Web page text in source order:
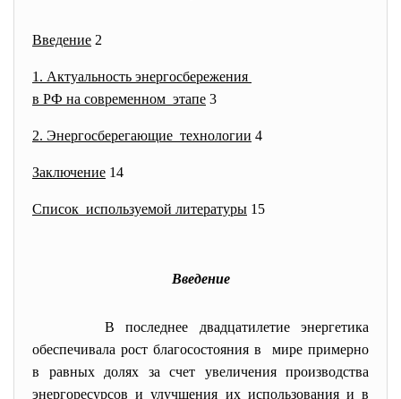
Введение 2
1. Актуальность энергосбережения
в РФ на современном этапе 3
2. Энергосберегающие технологии 4
Заключение 14
Список используемой литературы 15
Введение
В последнее двадцатилетиеэнергетика
обеспечивала рост благосостояния в мире примерно
в равных долях за счет увеличения производства
энергоресурсов и улучшения их использования и в